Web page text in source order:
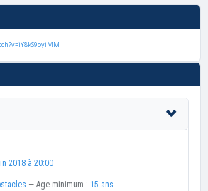
2018 à 20:00
— Age minimum : 15 ans